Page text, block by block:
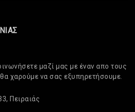
μαζί μας με έναν απο τους
χαρούμε να σας εξυπηρετήσουμε.
Πειραιάς